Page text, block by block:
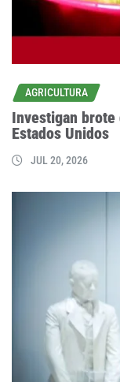
AGRICULTURA
Investigan brote
Estados Unidos
JUL 20, 2026